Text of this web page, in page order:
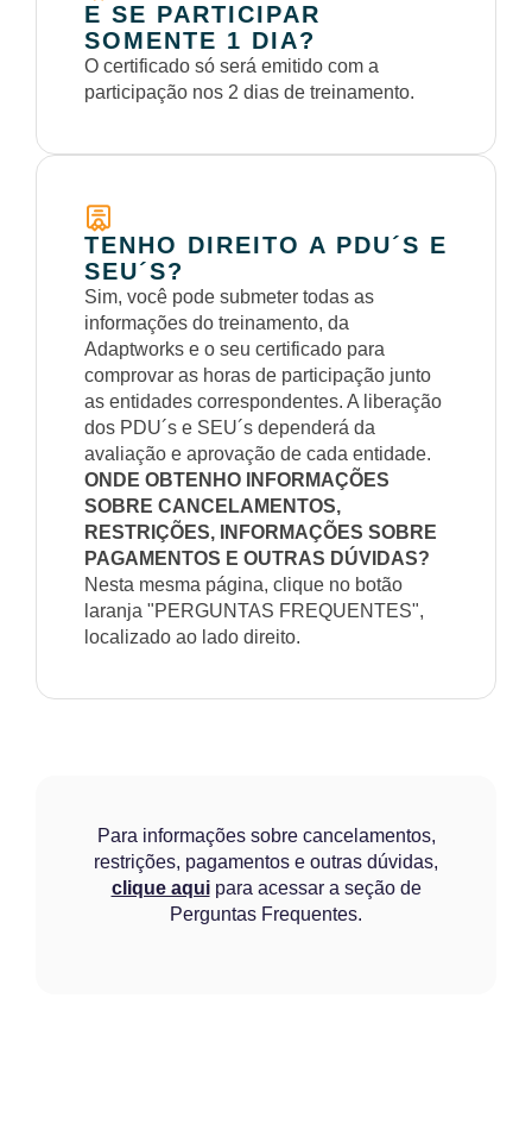
E SE PARTICIPAR
SOMENTE 1 DIA?
O certificado só será emitido com a
participação nos 2 dias de treinamento.
TENHO DIREITO A PDU´S E
SEU´S?
Sim, você pode submeter todas as
informações do treinamento, da
Adaptworks e o seu certificado para
comprovar as horas de participação junto
as entidades correspondentes. A liberação
dos PDU´s e SEU´s dependerá da
avaliação e aprovação de cada entidade.
ONDE OBTENHO INFORMAÇÕES
SOBRE CANCELAMENTOS,
RESTRIÇÕES, INFORMAÇÕES SOBRE
PAGAMENTOS E OUTRAS DÚVIDAS?
Nesta mesma página, clique no botão
laranja "PERGUNTAS FREQUENTES",
localizado ao lado direito.
Para informações sobre cancelamentos,
restrições, pagamentos e outras dúvidas,
clique aquipara acessar a seção de
Perguntas Frequentes.